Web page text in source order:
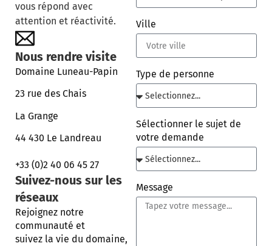
vous répond avec
attention et réactivité.
Nous rendre visite
Domaine Luneau-Papin
23 rue des Chais
La Grange
44 430 Le Landreau
+33 (0)2 40 06 45 27
Suivez-nous sur les
réseaux
Rejoignez notre
communauté et
suivez la vie du domaine,
Ville
Type de personne
Sélectionner le sujet de
votre demande
Message